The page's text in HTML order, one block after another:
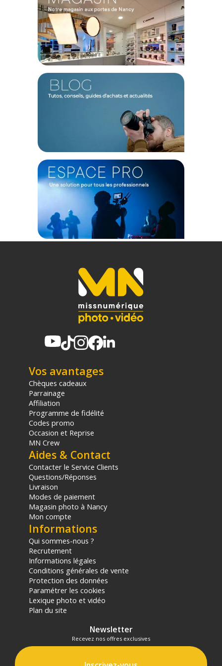
CONTENU DU CARTON
1x Modificateur de lumière V-Flat Light Cone x Karl Taylor
Medium
Offre valable jusqu'au 09-08-2026 inclus.
Code EAN V-Flat Light Cone x Karl Taylor Medium - Modificateur
de lumière - Achat & prix :
Garantie 2 ans
(1) Offre valable jusqu'au 31 Décembre 2030 à partir de 49 euros
d'achat, sur la base d'une expédition Chronopost 24H vers un point
relais situé en France continentale uniquement, valable uniquement
sur les produits de moins de 1m et moins de 20Kg.
(2) Nombre de points Fidélité estimés, hors remises au panier, basé
Vos avantages
Chèques cadeaux
Parrainage
Affiliation
Programme de fidélité
Codes promo
Occasion et Reprise
MN Crew
Aides & Contact
Contacter le Service Clients
Questions/Réponses
Livraison
Modes de paiement
Magasin photo à Nancy
Mon compte
Informations
Qui sommes-nous ?
Recrutement
Informations légales
Conditions générales de vente
Protection des données
Paramétrer les cookies
Lexique photo et vidéo
Plan du site
Newsletter
Recevez nos offres exclusives